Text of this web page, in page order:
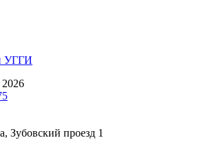
2026
Зубовский проезд 1